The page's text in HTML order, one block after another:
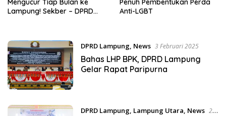
Mengucur Tiap Bulan ke
Lampung! Sekber – DPRD
Penuh Pembentukan Perda
Anti-LGBT
DPRD Lampung, News 3 Februari 2025
Bahas LHP BPK, DPRD Lampung
Gelar Rapat Paripurna
DPRD Lampung, Lampung Utara, News 21